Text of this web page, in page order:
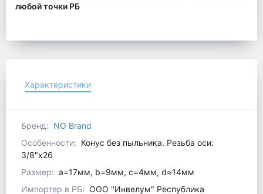
любой точки РБ
Характеристики
Бренд: NO Brand
Особенности: Конус без пыльника. Резьба оси:
3/8"x26
Размер: a=17мм, b=9мм, c=4мм, d≈14мм
Импортер в РБ: ООО "Инвелум" Республика